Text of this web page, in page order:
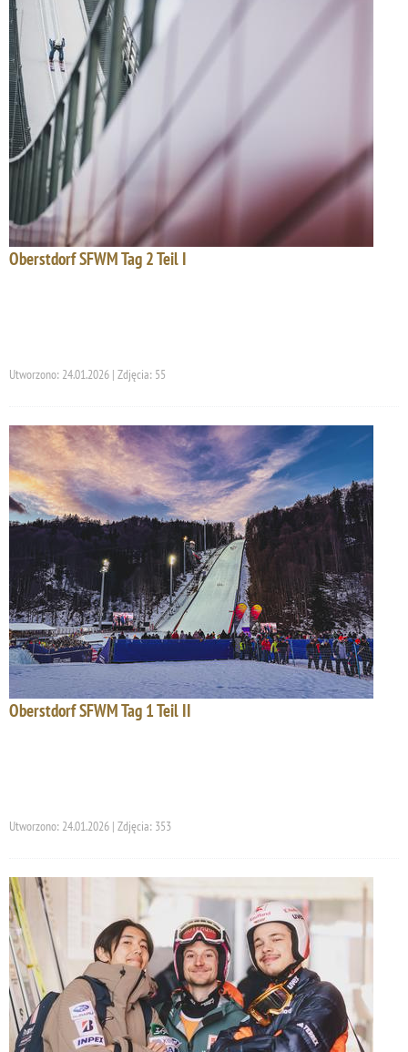
Oberstdorf SFWM Tag 2 Teil I
Utworzono: 24.01.2026 | Zdjęcia: 55
Oberstdorf SFWM Tag 1 Teil II
Utworzono: 24.01.2026 | Zdjęcia: 353